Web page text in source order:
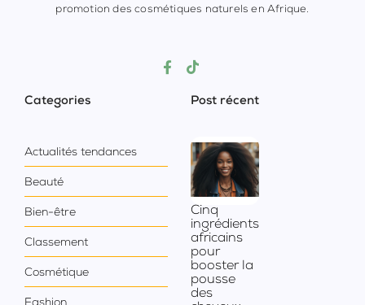
promotion des cosmétiques naturels en Afrique.
Categories
Actualités tendances
Beauté
Bien-être
Classement
Cosmétique
Post récent
Cinq
ingrédients
africains
pour
booster la
pousse
des